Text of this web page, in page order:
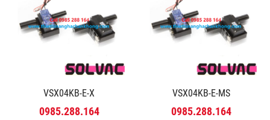
VSX04KB-E-X
0985.288.164
VSX04KB-E-MS
0985.288.164